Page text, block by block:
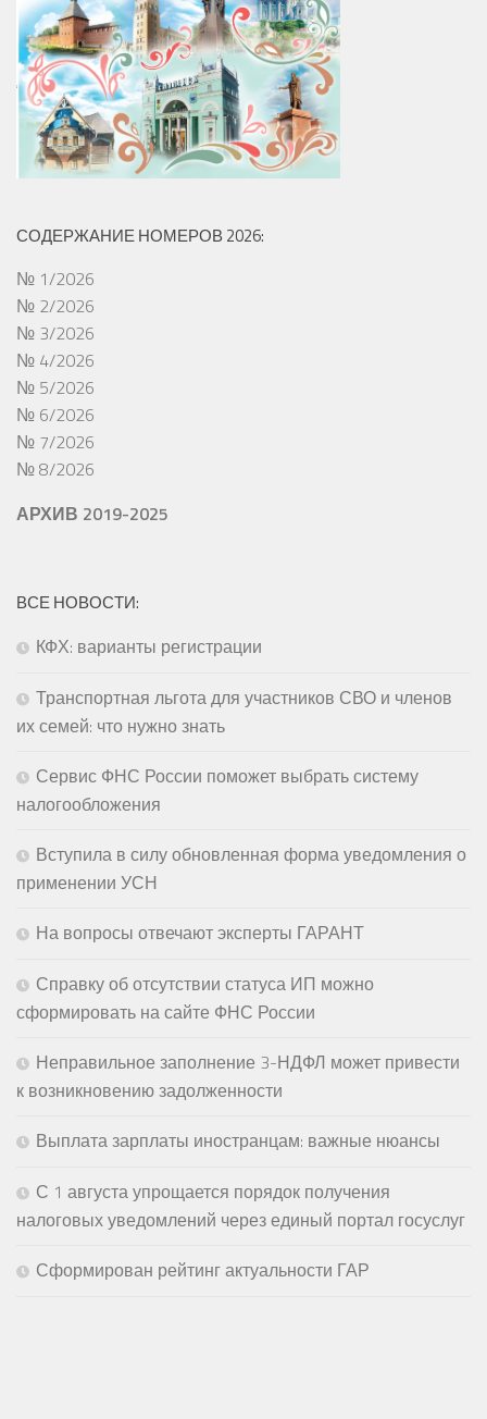
СОДЕРЖАНИЕ НОМЕРОВ 2026:
№ 1/2026
№ 2/2026
№ 3/2026
№ 4/2026
№ 5/2026
№ 6/2026
№ 7/2026
№ 8/2026
АРХИВ 2019-2025
ВСЕ НОВОСТИ:
КФХ: варианты регистрации
Транспортная льгота для участников СВО и членов
их семей: что нужно знать
Сервис ФНС России поможет выбрать систему
налогообложения
Вступила в силу обновленная форма уведомления о
применении УСН
На вопросы отвечают эксперты ГАРАНТ
Справку об отсутствии статуса ИП можно
сформировать на сайте ФНС России
Неправильное заполнение 3-НДФЛ может привести
к возникновению задолженности
Выплата зарплаты иностранцам: важные нюансы
С 1 августа упрощается порядок получения
налоговых уведомлений через единый портал госуслуг
Сформирован рейтинг актуальности ГАР